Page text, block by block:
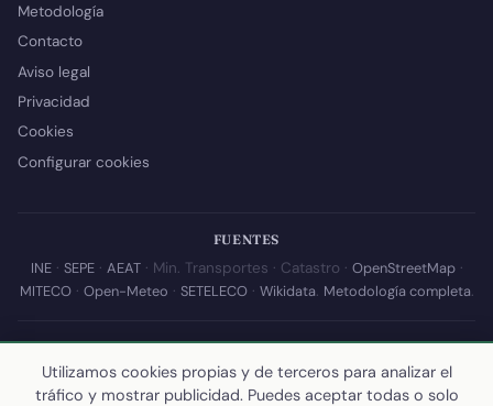
Metodología
Contacto
Aviso legal
Privacidad
Cookies
Configurar cookies
FUENTES
INE· SEPE· AEAT· Min. Transportes · Catastro · OpenStreetMap·
MITECO· Open-Meteo · SETELECO· Wikidata. Metodología completa.
© 2026 Callejear.com — Directorio municipal de España con datos
abiertos. Desarrollado y mantenido porYoel Castaño.
Utilizamos cookies propias y de terceros para analizar el
tráfico y mostrar publicidad. Puedes aceptar todas o solo